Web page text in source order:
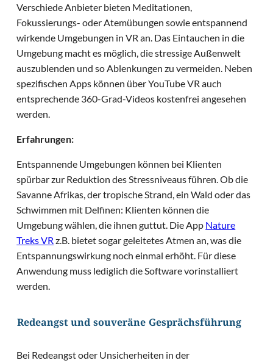
Verschiede Anbieter bieten Meditationen,
Fokussierungs- oder Atemübungen sowie entspannend
wirkende Umgebungen in VR an. Das Eintauchen in die
Umgebung macht es möglich, die stressige Außenwelt
auszublenden und so Ablenkungen zu vermeiden. Neben
spezifischen Apps können über YouTube VR auch
entsprechende 360-Grad-Videos kostenfrei angesehen
werden.
Erfahrungen:
Entspannende Umgebungen können bei Klienten
spürbar zur Reduktion des Stressniveaus führen. Ob die
Savanne Afrikas, der tropische Strand, ein Wald oder das
Schwimmen mit Delfinen: Klienten können die
Umgebung wählen, die ihnen guttut. Die App Nature
Treks VR z.B. bietet sogar geleitetes Atmen an, was die
Entspannungswirkung noch einmal erhöht. Für diese
Anwendung muss lediglich die Software vorinstalliert
werden.
Redeangst und souveräne Gesprächsführung
Bei Redeangst oder Unsicherheiten in der